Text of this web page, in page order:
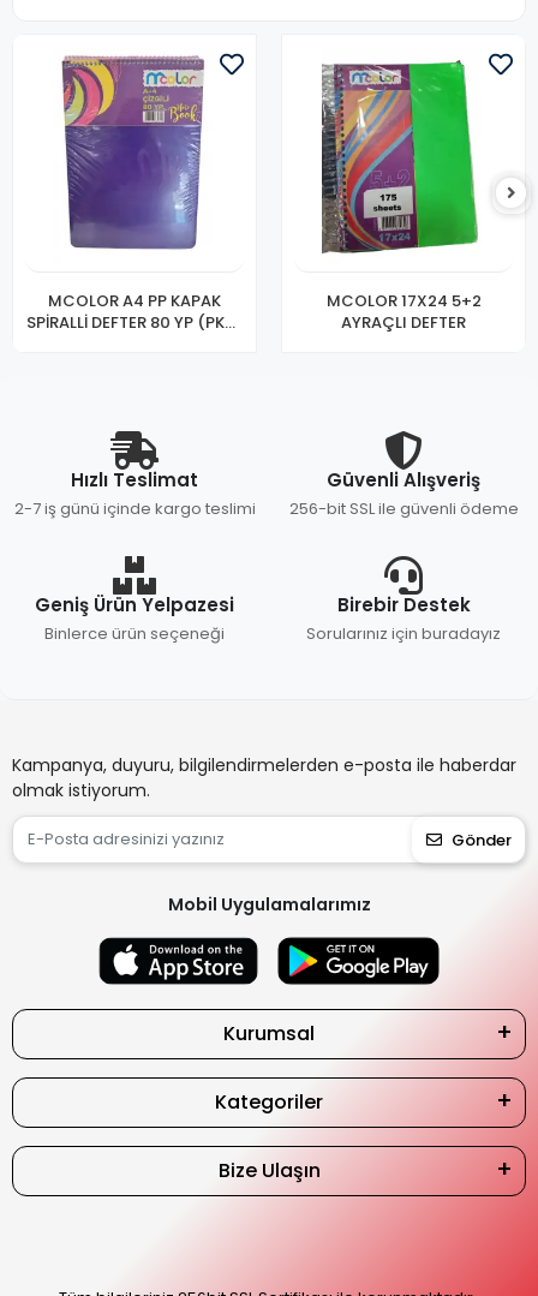
MCOLOR A4 PP KAPAK
SPİRALLİ DEFTER 80 YP (PKT-
MCOLOR 17X24 5+2
AYRAÇLI DEFTER
Hızlı Teslimat
2-7 iş günü içinde kargo teslimi
Güvenli Alışveriş
256-bit SSL ile güvenli ödeme
Geniş Ürün Yelpazesi
Binlerce ürün seçeneği
Birebir Destek
Sorularınız için buradayız
Kampanya, duyuru, bilgilendirmelerden e-posta ile haberdar
olmak istiyorum.
Gönder
Mobil Uygulamalarımız
Kurumsal
Kategoriler
Bize Ulaşın